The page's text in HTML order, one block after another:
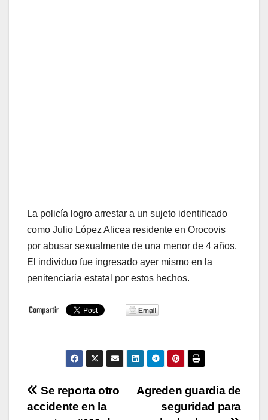
La policía logro arrestar a un sujeto identificado
como Julio López Alicea residente en Orocovis
por abusar sexualmente de una menor de 4 años.
El individuo fue ingresado ayer mismo en la
penitenciaria estatal por estos hechos.
Navegación
Agreden guardia de
seguridad para
Se reporta otro
accidente en la